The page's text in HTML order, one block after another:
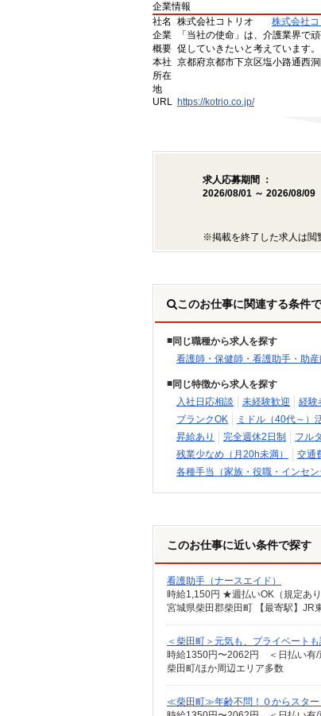
企業情報
社名
株式会社コトリオ
株式会社
企業
概要
「当社の使命」は、介護業界で
促していきたいと考えています
本社
所在
地
京都府京都市下京区塩小路通西
URL https://kotrio.co.jp/
求人応募期間 ：
2026/08/01 ～ 2026/08/09
※掲載を終了した求人は閲
このお仕事に関連する条件
同じ職種から求人を探す
看護師・保健師・看護助手・助
同じ特徴から求人を探す
入社日応相談
未経験歓迎 経験
ブランクOK
ミドル（40代～）
昇給あり
完全週休2日制 フル
残業少なめ（月20h未満）
交通
各種手当（家族・役職・インセ
このお仕事に近い条件で探す
看護助手（ナースエイド）
時給1,150円 ★週払いOK（規定あ
宮城県柴田郡柴田町 【最寄駅】JR
＜柴田町＞元気も、プライベート
時給1350円〜2062円 ＜日払い有/
柴田町/ほか周辺エリア多数
≪柴田町≫年齢不問！０からスター